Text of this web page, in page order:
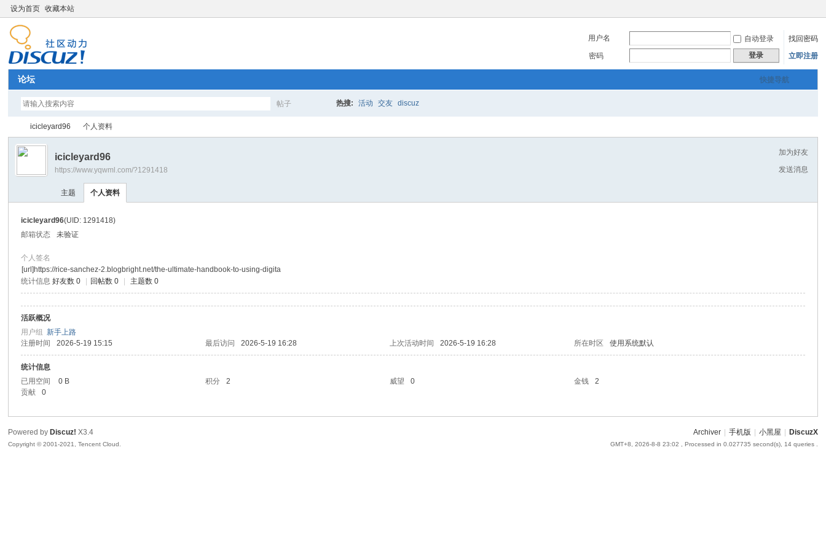
设为首页 收藏本站
用户名 自动登录
找回密码
密码
登录 立即注册
快捷导航
论坛
帖子 热搜: 活动 交友 discuz
›
icicleyard96 个人资料
加为好友
发送消息
icicleyard96
https://www.yqwml.com/?1291418
主题 个人资料
icicleyard96(UID: 1291418)
邮箱状态
未验证
个人签名
[url]https://rice-sanchez-2.blogbright.net/the-ultimate-handbook-to-using-digita
统计信息 好友数 0 回帖数 0 主题数 0
活跃概况
用户组新手上路
注册时间
2026-5-19 15:15 最后访问 2026-5-19 16:28 上次活动时间 2026-5-19 16:28 所在时区 使用系统默认
统计信息
已用空间
0 B 积分 2 威望 0 金钱
2
贡献
0
Archiver 手机版 小黑屋 DiscuzX
GMT+8, 2026-8-8 23:02 , Processed in 0.027735 second(s), 14 queries .
Powered by Discuz! X3.4
Copyright © 2001-2021, Tencent Cloud.